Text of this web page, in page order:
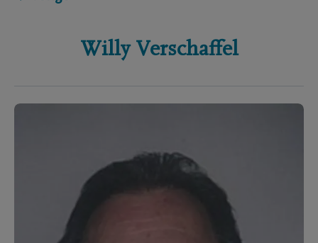
Willy Verschaffel